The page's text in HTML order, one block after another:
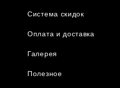
Система скидок
Оплата и доставка
Галерея
Полезное